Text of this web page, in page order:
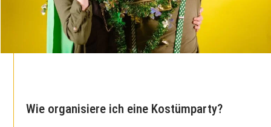
Wie organisiere ich eine Kostümparty?